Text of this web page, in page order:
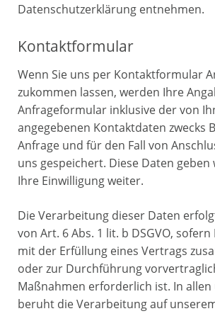
Datenschutzerklärung entnehmen.
Kontaktformular
Wenn Sie uns per Kontaktformular
zukommen lassen, werden Ihre
Anfrageformular inklusive der von
angegebenen Kontaktdaten zwecks
Anfrage und für den Fall von
uns gespeichert. Diese Daten
Ihre Einwilligung weiter.
Die Verarbeitung dieser Daten
von Art. 6 Abs. 1 lit. b DSGVO,
mit der Erfüllung eines Vertrags
oder zur Durchführung
Maßnahmen erforderlich ist. In allen
beruht die Verarbeitung auf